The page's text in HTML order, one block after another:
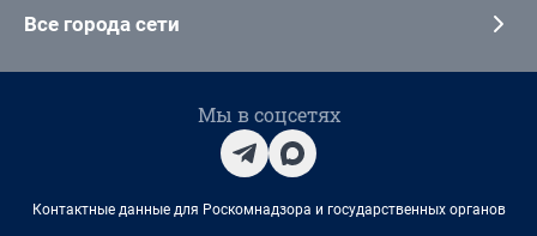
Все города сети
Мы в соцсетях
Контактные данные для Роскомнадзора и государственных органов